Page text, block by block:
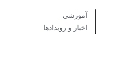
آموزشی
اخبار و رویدادها